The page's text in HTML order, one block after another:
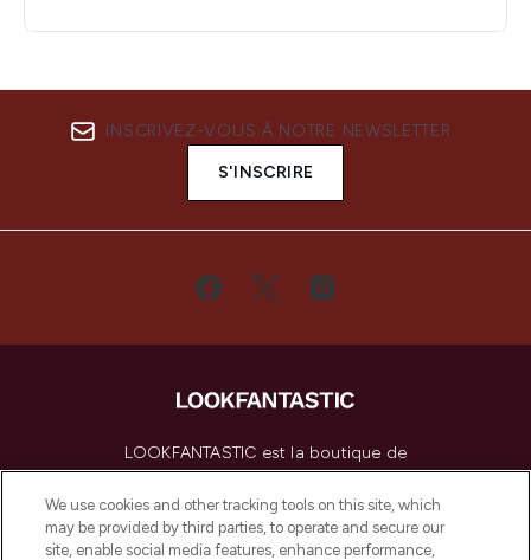
INSCRIVEZ-VOUS À NOTRE NEWSLETTER
S'INSCRIRE
LOOKFANTASTIC est la boutique de
beauté incontournable en Europe,
proposant les meilleurs produits de soins
de la peau, des cheveux et de maquillage
de plus de 200 marques prestigieuses.
We use cookies and other tracking tools on this site, which
may be provided by third parties, to operate and secure our
site, enable social media features, enhance performance,